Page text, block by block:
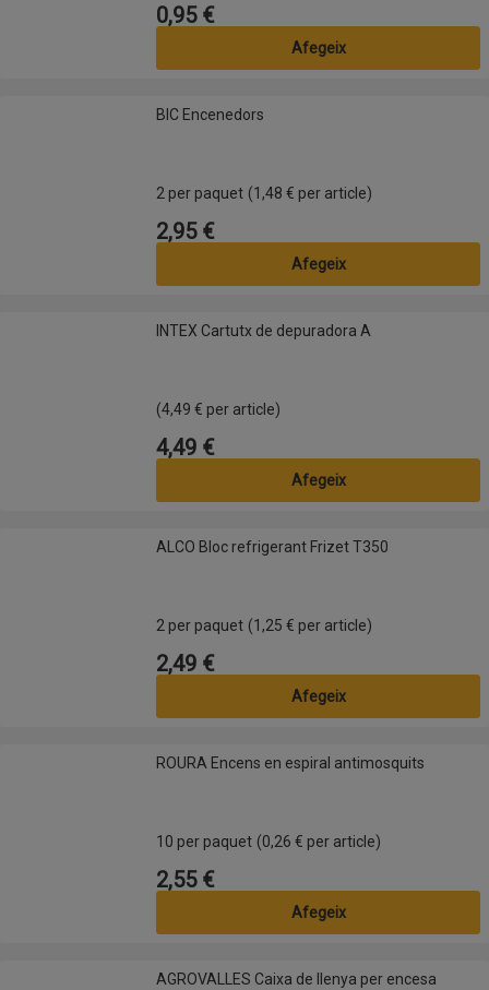
Preu
0,95 €
Afegeix
BIC Encenedors
2 per paquet (1,48 € per article)
Preu
2,95 €
Afegeix
INTEX Cartutx de depuradora A INTEX Cartutx de depuradora A
(4,49 € per article)
Preu
4,49 €
Afegeix
ALCO Bloc refrigerant Frizet T350ALCO Bloc refrigerant Frizet T350
2 per paquet (1,25 € per article)
Preu
2,49 €
Afegeix
ROURA Encens en espiral antimosquitsROURA Encens en espiral antimosquits
10 per paquet (0,26 € per article)
Preu
2,55 €
Afegeix
AGROVALLES Caixa de llenya per encesaAGROVALLES Caixa de llenya per encesa